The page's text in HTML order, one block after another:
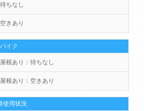
待ちなし
空きあり
バイク
屋根あり：待ちなし
屋根あり：空きあり
使用状況